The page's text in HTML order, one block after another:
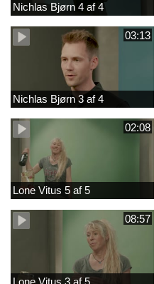
Nichlas Bjørn 4 af 4
03:13
Nichlas Bjørn 3 af 4
02:08
Lone Vitus 5 af 5
08:57